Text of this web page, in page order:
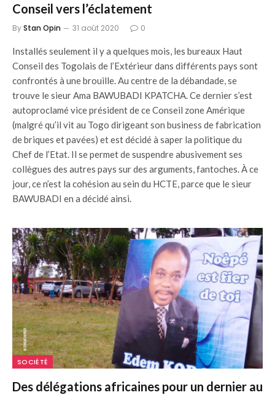
Conseil vers l’éclatement
ByStan Opin 31 août 2020 0
Installés seulement il y a quelques mois, les bureaux Haut
Conseil des Togolais de l’Extérieur dans différents pays sont
confrontés à une brouille. Au centre de la débandade, se
trouve le sieur Ama BAWUBADI KPATCHA. Ce dernier s’est
autoproclamé vice président de ce Conseil zone Amérique
(malgré qu’il vit au Togo dirigeant son business de fabrication
de briques et pavées) et est décidé à saper la politique du
Chef de l’Etat. Il se permet de suspendre abusivement ses
collègues des autres pays sur des arguments, fantoches. À ce
jour, ce n’est la cohésion au sein du HCTE, parce que le sieur
BAWUBADI en a décidé ainsi.
SOCIÉTÉ
Des délégations africaines pour un dernier au